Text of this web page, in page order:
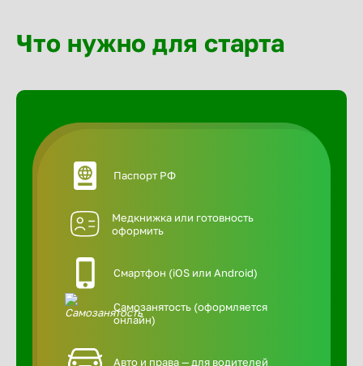
Что нужно для старта
Паспорт РФ
Медкнижка или готовность
оформить
Смартфон (iOS или Android)
Самозанятость (оформляется
онлайн)
Авто и права — для водителей